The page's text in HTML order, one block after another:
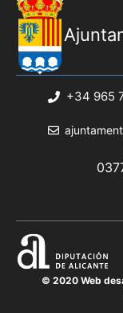
+34 965
© 2020 Web